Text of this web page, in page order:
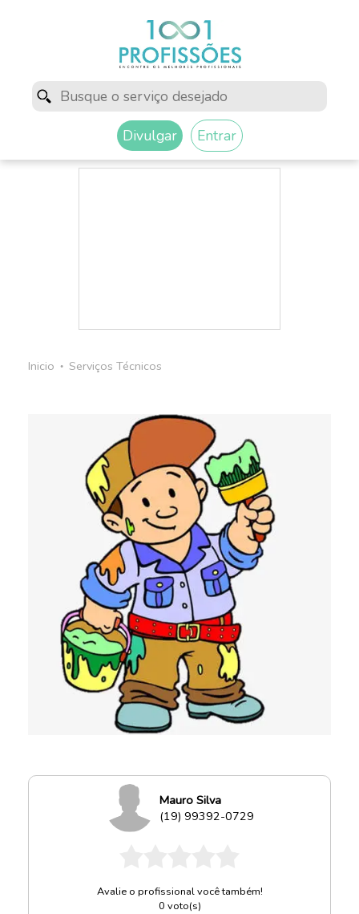
Divulgar Entrar
Inicio ● Serviços Técnicos
Mauro Silva
(19) 99392-0729
Avalie o profissional você também!
0 voto(s)